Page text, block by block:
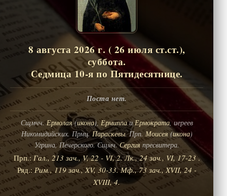
8 августа 2026 г. ( 26 июля ст.ст.),
суббота.
Седмица 10-я по Пятидесятнице.
Поста нет.
Сщмчч.Ермолая(икона),ЕрмиппаиЕрмократа, иереев
Никомидийских. Прмц.Параскевы. Прп.Моисея(икона)
Угрина, Печерского. Сщмч.Сергияпресвитера.
Прп.:Гал., 213 зач., V, 22 - VI, 2. Лк., 24 зач., VI, 17-23 .
Ряд.:Рим., 119 зач., XV, 30-33. Мф., 73 зач., XVII, 24 -
XVIII, 4.